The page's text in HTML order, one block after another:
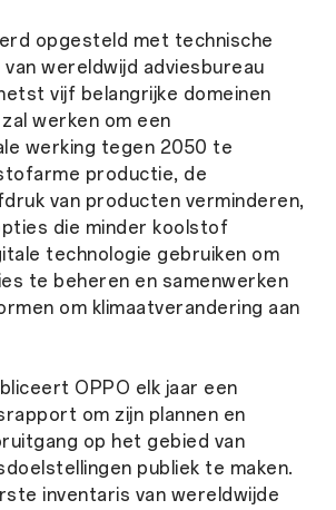
opgesteld met technische
wereldwijd adviesbureau
vijf belangrijke domeinen
werken om een
werking tegen 2050 te
productie, de
van producten verminderen,
die minder koolstof
technologie gebruiken om
te beheren en samenwerken
om klimaatverandering aan
OPPO elk jaar een
om zijn plannen en
op het gebied van
publiek te maken.
inventaris van wereldwijde